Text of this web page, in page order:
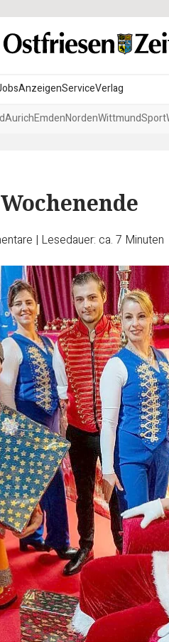
AnzeigenServiceVerlag
AurichEmdenNordenWittmundSport
| Lesedauer: ca. 7 Minuten